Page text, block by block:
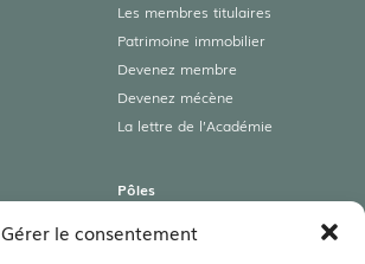
Gérer le consentement
Les membres titulaires
Patrimoine immobilier
Devenez membre
Devenez mécène
La lettre de l’Académie
Pôles
Art roman & Autres patrimoines